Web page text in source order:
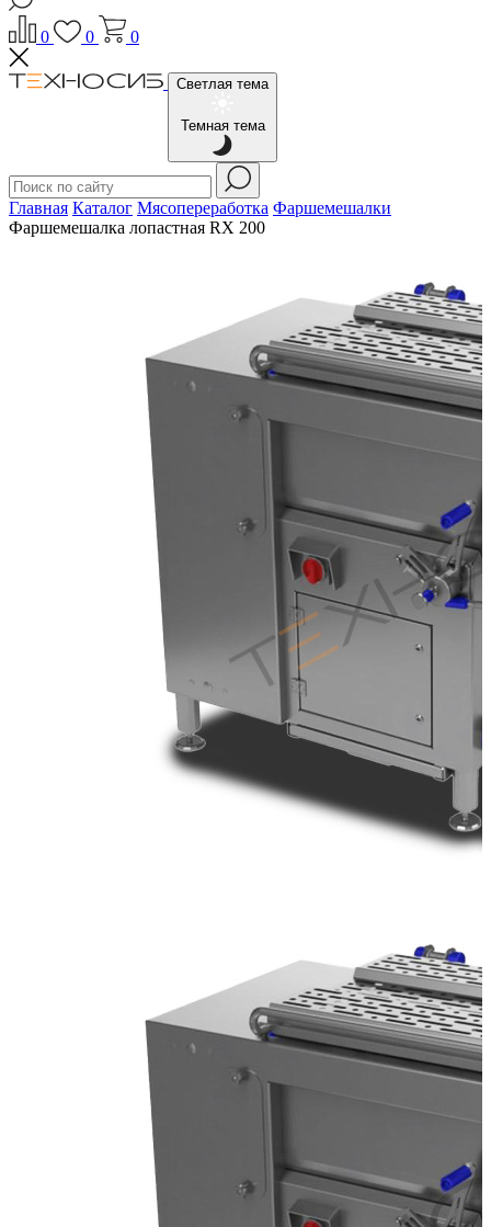
0 0 0
Светлая тема
Темная тема
Главная Каталог Мясопереработка Фаршемешалки
Фаршемешалка лопастная RX 200